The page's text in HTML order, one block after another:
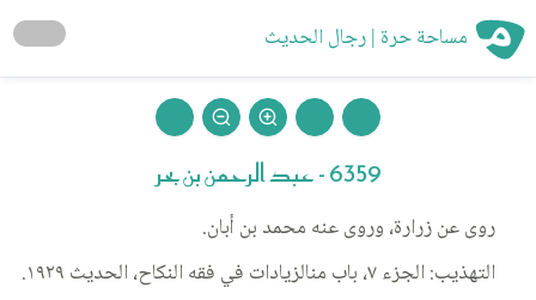
مساحة حرة | رجال الحديث
6359 - عبد الرحمن بن بحر
روى عن زرارة، وروى عنه محمد بن أبان.
التهذيب: الجزء ٧، باب منالزيادات في فقه النكاح، الحديث ١٩٢٩.